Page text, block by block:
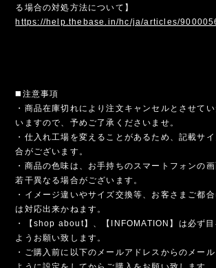
る場合の対処方法について】
https://help.thebase.in/hc/ja/articles/
◼️注意事項
・商品在庫切れにより注文キャンセルとさせて
いますので、予めご了承くださいませ。
・仕入れ工場を変えることがあるため、記載サ
合がございます。
・商品の色味は、お手持ちのスマートフォンの
若干異なる場合がございます。
・イメージ違いやサイズ交換等、お客さまご都
は対応出来かねます。
・【shop about】、【INFOMATION】は必ず
ようお願い致します。
・ご購入前に以下のメールアドレスからのメー